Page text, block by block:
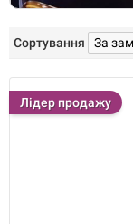
Сортування
Лідер продажу